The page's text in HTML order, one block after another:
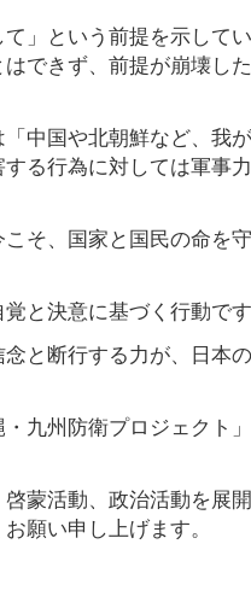
」という前提を示して
できず、前提が崩壊し
中国や北朝鮮など、我
る行為に対しては軍事
そ、国家と国民の命を
と決意に基づく行動です
と断行する力が、日本
九州防衛プロジェクト
蒙活動、政治活動を展
願い申し上げます。